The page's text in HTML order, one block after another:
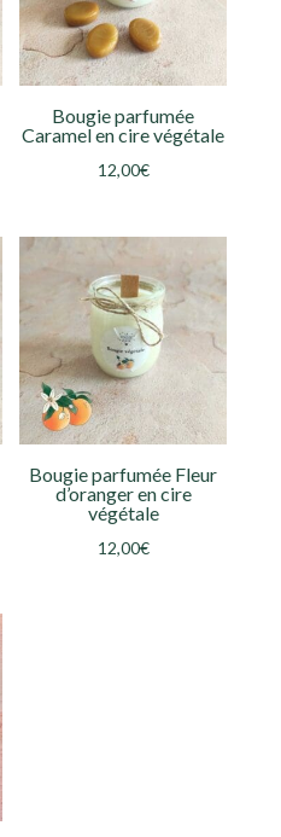
Bougie parfumée
Caramel en cire végétale
12,00€
Bougie parfumée Fleur
d’oranger en cire
végétale
12,00€